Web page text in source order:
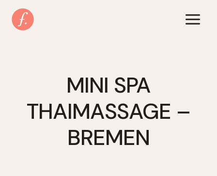
Inhalt
springen
MINI SPA
THAIMASSAGE –
BREMEN